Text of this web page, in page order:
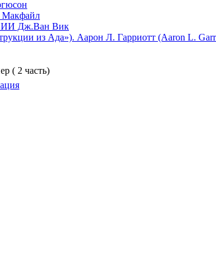
Дж.Ван Вик
из Ада»). Аарон Л. Гарриотт (Aaron L.
( 2 часть)